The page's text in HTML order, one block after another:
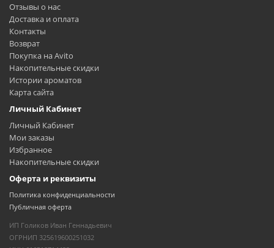
Отзывы о нас
Доставка и оплата
Контакты
Возврат
Покупка на Avito
Накопительные скидки
Истории ароматов
Карта сайта
Личный Кабинет
Личный Кабинет
Мои заказы
Избранное
Накопительные скидки
Оферта и реквизиты
Политика конфиденциальности
Публичная оферта
ИП Голиков Иван Геннадьевич
ОГРНИП 325619600251032